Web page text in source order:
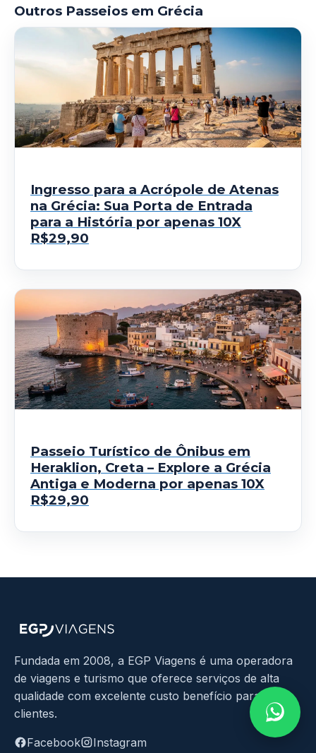
Outros Passeios em Grécia
Ingresso para a Acrópole de Atenas
na Grécia: Sua Porta de Entrada
para a História por apenas 10X
R$29,90
Passeio Turístico de Ônibus em
Heraklion, Creta – Explore a Grécia
Antiga e Moderna por apenas 10X
R$29,90
Fundada em 2008, a EGP Viagens é uma operadora
de viagens e turismo que oferece serviços de alta
qualidade com excelente custo benefício para seus
clientes.
Facebook Instagram